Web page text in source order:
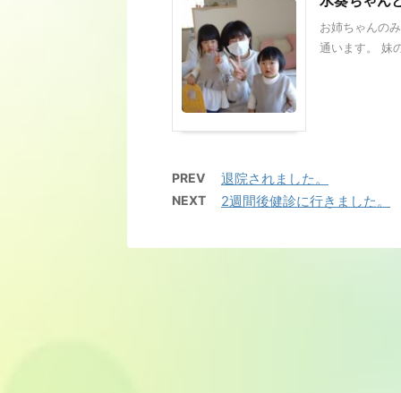
お姉ちゃんの
通います。 妹
PREV 退院されました。
NEXT 2週間後健診に行きました。